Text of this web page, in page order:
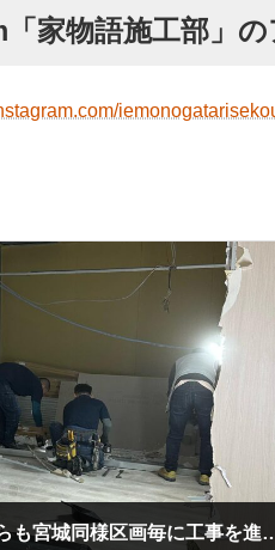
家物語施工部」
富山県内での店舗工事です。 こちらも宮城同様区画毎に工事を進めています。 富山は